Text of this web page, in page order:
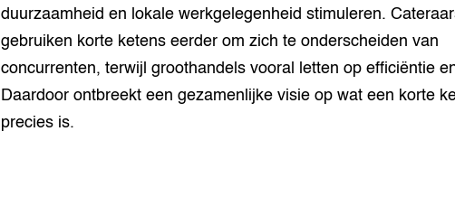
duurzaamheid en lokale werkgelegenheid stimuleren.
gebruiken korte ketens eerder om zich te onderscheiden van
concurrenten, terwijl groothandels vooral letten op efficiëntie
Daardoor ontbreekt een gezamenlijke visie op wat een korte
precies is.